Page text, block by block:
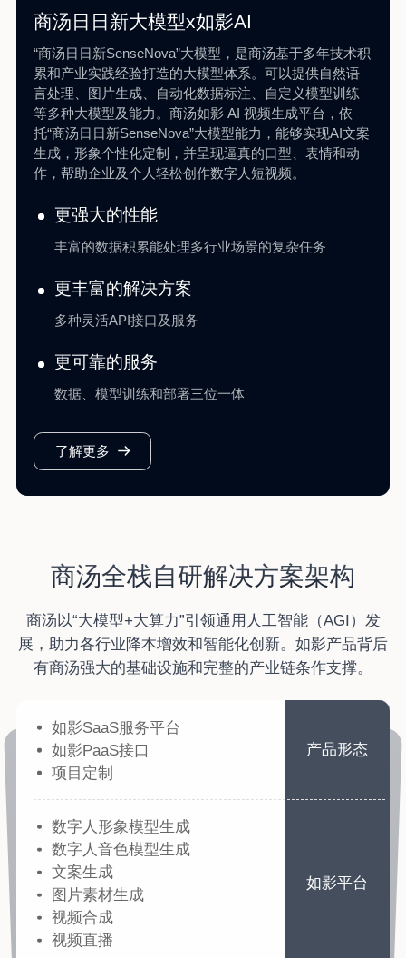
商汤日日新大模型x如影AI
“商汤日日新SenseNova”大模型，是商汤基于多年技术积
累和产业实践经验打造的大模型体系。可以提供自然语
言处理、图片生成、自动化数据标注、自定义模型训练
等多种大模型及能力。商汤如影 AI 视频生成平台，依
托“商汤日日新SenseNova”大模型能力，能够实现AI文案
生成，形象个性化定制，并呈现逼真的口型、表情和动
作，帮助企业及个人轻松创作数字人短视频。
更强大的性能
丰富的数据积累能处理多行业场景的复杂任务
更丰富的解决方案
多种灵活API接口及服务
更可靠的服务
数据、模型训练和部署三位一体
了解更多
商汤全栈自研解决方案架构
商汤以“大模型+大算力”引领通用人工智能（AGI）发
展，助力各行业降本增效和智能化创新。如影产品背后
有商汤强大的基础设施和完整的产业链条作支撑。
如影SaaS服务平台
如影PaaS接口
项目定制
产品形态
数字人形象模型生成
数字人音色模型生成
文案生成
图片素材生成
视频合成
视频直播
如影平台